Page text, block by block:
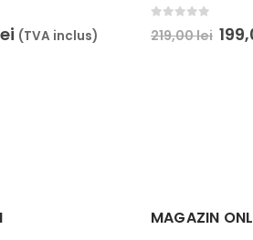
(TVA inclus) 219,00lei
MAGAZIN